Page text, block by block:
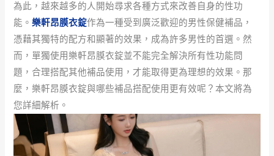
為此，越來越多的人開始尋求各種方式來改善自身的性功
能。樂軒昂膜衣錠作為一種受到廣泛歡迎的男性保健補品，
憑藉其獨特的配方和顯著的效果，成為許多男性的首選。然
而，單獨使用樂軒昂膜衣錠並不能完全解決所有性功能問
題，合理搭配其他補品使用，才能取得更為理想的效果。那
麼，樂軒昂膜衣錠與哪些補品搭配使用更有效呢？本文將為
您詳細解析。